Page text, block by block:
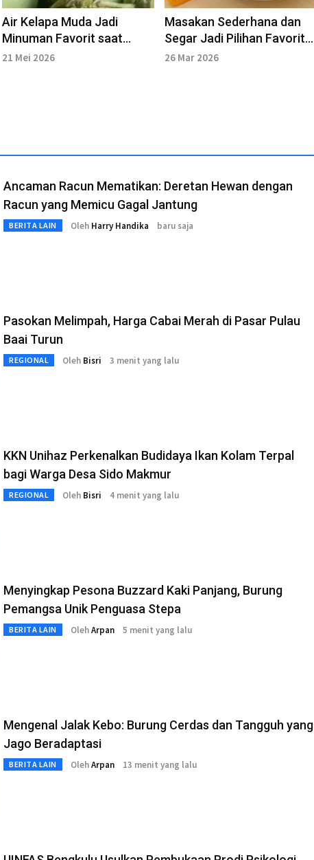
Air Kelapa Muda Jadi
Minuman Favorit saat
Cuaca Panas
21 Mei 2026
Masakan Sederhana dan
Segar Jadi Pilihan Favorit
Masyarakat setelah
26 Mar 2026
Ancaman Racun Mematikan: Deretan Hewan dengan
Racun yang Memicu Gagal Jantung
BERITA LAIN Oleh Harry Handika baru saja
Pasokan Melimpah, Harga Cabai Merah di Pasar Pulau
Baai Turun
REGIONAL Oleh Bisri 3 menit yang lalu
KKN Unihaz Perkenalkan Budidaya Ikan Kolam Terpal
bagi Warga Desa Sido Makmur
REGIONAL Oleh Bisri 4 menit yang lalu
Menyingkap Pesona Buzzard Kaki Panjang, Burung
Pemangsa Unik Penguasa Stepa
BERITA LAIN OlehArpan 5 menit yang lalu
Mengenal Jalak Kebo: Burung Cerdas dan Tangguh yang
Jago Beradaptasi
BERITA LAIN OlehArpan 13 menit yang lalu